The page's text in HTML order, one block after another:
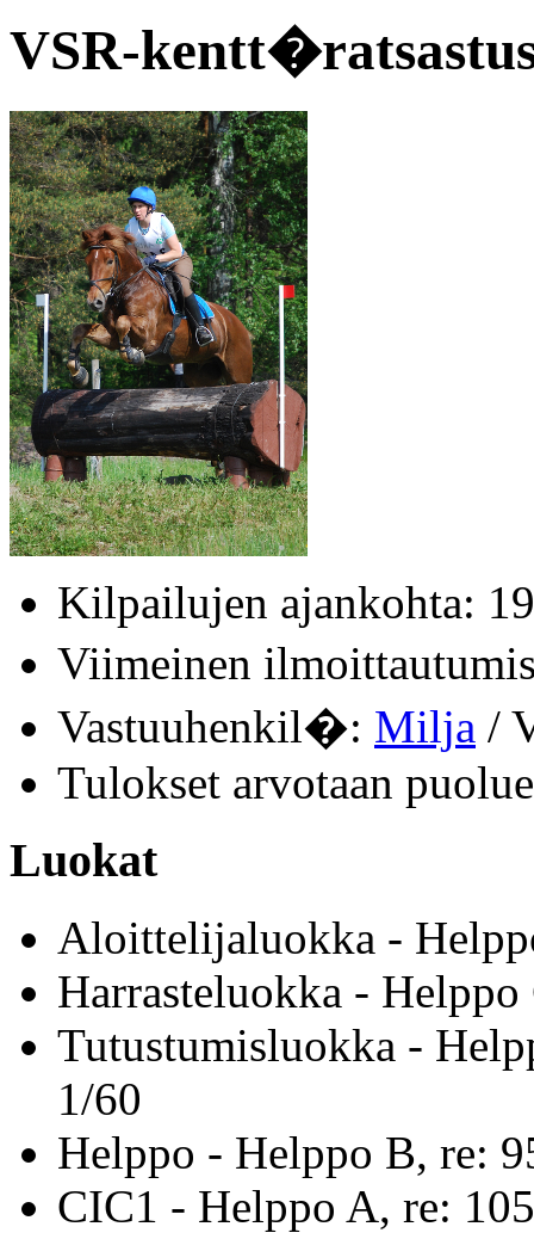
VSR-
Kilpailujen ajankohta:
Viimeinen
Vastuuhenkil�: Milja /
Tulokset arvotaan
Luokat
Aloittelijaluokka -
Harrasteluokka -
Tutustumisluokka -
1/60
Helppo - Helppo B, re:
CIC1 - Helppo A, re: